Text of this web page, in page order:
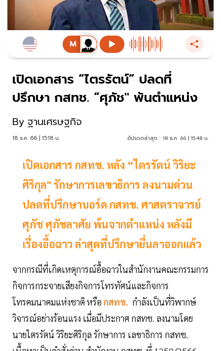
เปิดเอกสาร “ไตรรัตน์” ปลดที่
ปรึกษา กสทช. “ศุภัช" พ้นตำแหน่ง
By ฐานเศรษฐกิจ
18 ธ.ค. 66 | 15:18 น. อัปเดตล่าสุด : 18 ธ.ค. 66 | 15:48 น.
เปิดเอกสาร กสทช. หลัง “ไตรรัตน์ วิริยะ
ศิริกุล" รักษาการเลขาธิการ ลงนามด่วน
ปลดที่ปรึกษาบอร์ด กสทช. ศาสตราจารย์
ศุภัช ศุภัชลาศัย พ้นจากตำแหน่ง หลังมี
เรื่องอื้อฉาว ล่าสุดที่ปรึกษายื่นลาออกแล้ว
จากกรณีที่เกิดเหตุการณ์อื้อฉาวในสำนักงานคณะกรรมการ
กิจการกระจายเสียงกิจการโทรทัศน์และกิจการ
โทรคมนาคมแห่งชาติ หรือ กสทช. กำลังเป็นที่วิพากษ์
วิจารณ์อย่างร้อนแรง เมื่อมีประกาศ กสทช. ลงนามโดย
นายไตรรัตน์ วิริยะศิริกุล รักษาการ เลขาธิการ กสทช.